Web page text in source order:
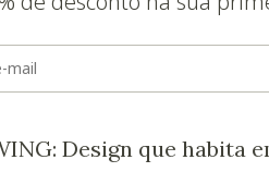
Design que habita